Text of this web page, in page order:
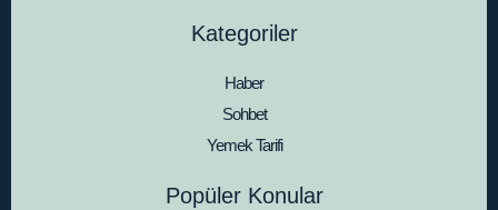
Kategoriler
Haber
Sohbet
Yemek Tarifi
Popüler Konular